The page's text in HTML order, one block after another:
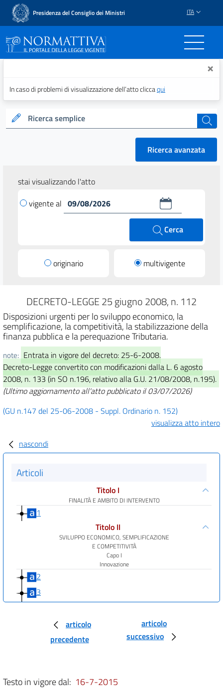
Presidenza del Consiglio dei Ministri ITA
Normattiva - Il portale ×
In caso di problemi di visualizzazione dell’atto cliccaqui
Ricerca semplice cerca
Ricerca avanzata
stai visualizzando l'atto
vigente al
Cerca
originario multivigente
DECRETO-LEGGE 25 giugno 2008, n. 112
Disposizioni urgenti per lo sviluppo economico, la
semplificazione, la competitività, la stabilizzazione della
finanza pubblica e la perequazione Tributaria.
note: Entrata in vigore del decreto: 25-6-2008.
Decreto-Legge convertito con modificazioni dalla L. 6 agosto
2008, n. 133 (in SO n.196, relativo alla G.U. 21/08/2008, n.195).
(Ultimo aggiornamento all'atto pubblicato il 03/07/2026)
(GU n.147 del 25-06-2008 - Suppl. Ordinario n. 152)
visualizza atto intero
nascondi
Articoli
Titolo I
FINALITÀ E AMBITO DI INTERVENTO
1
Titolo II
SVILUPPO ECONOMICO, SEMPLIFICAZIONE
E COMPETITIVITÀ
Capo I
Innovazione
2
3
6 bis
6 ter
articolo
precedente
articolo
successivo
Testo in vigore dal: 16-7-2015